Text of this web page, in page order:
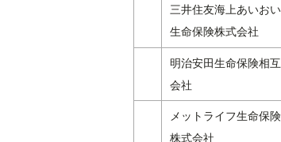
三井住友海上あいおい
生命保険株式会社
明治安田生命保険相互
会社
メットライフ生命保険
株式会社